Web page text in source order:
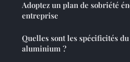
Adoptez un plan de sobriété
entreprise
Quelles sont les spécificités
aluminium ?